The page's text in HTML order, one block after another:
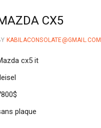
CX5
KABILACONSOLATE@GMAIL.COM
cx5 it
plaque